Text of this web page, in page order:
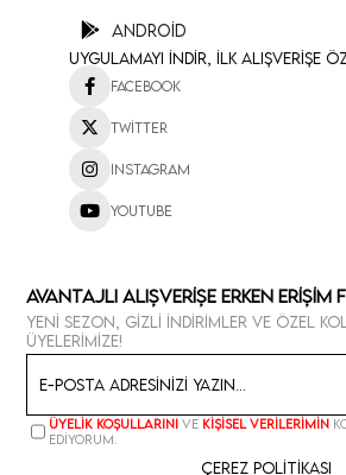
Android
Uygulamayı İndir, İlk Alışverişe
Facebook
Twitter
Instagram
Youtube
Avantajlı Alışverişe Erken Erişim
Yeni sezon, gizli indirimler ve özel
üyelerimize!
Üyelik koşullarını ve kişisel verilerimin
ediyorum.
Çerez Politikası